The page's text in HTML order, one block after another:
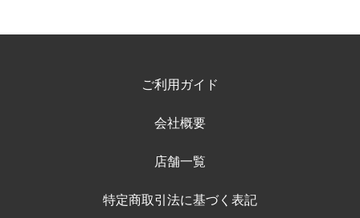
ご利用ガイド
会社概要
店舗一覧
特定商取引法に基づく表記